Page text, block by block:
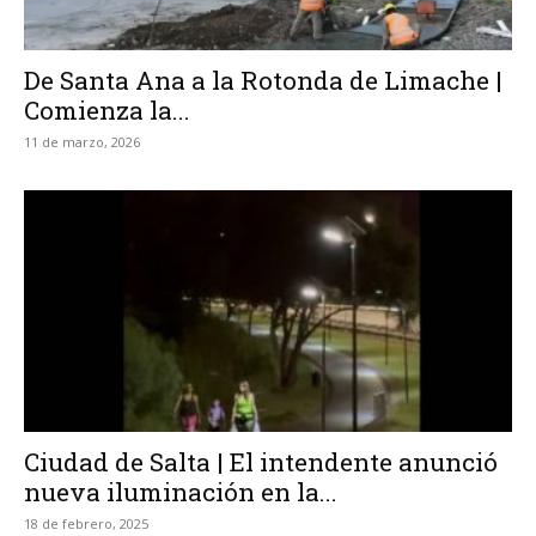
De Santa Ana a la Rotonda de Limache |
Comienza la...
11 de marzo, 2026
Ciudad de Salta | El intendente anunció
nueva iluminación en la...
18 de febrero, 2025